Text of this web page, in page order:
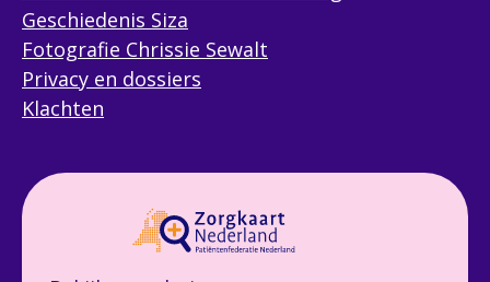
Geschiedenis Siza
Fotografie Chrissie Sewalt
Privacy en dossiers
Klachten